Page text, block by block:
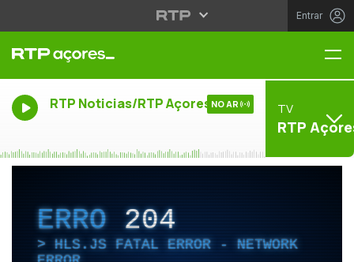
Entrar
RTP Noticias/RTP Açores NO AR TV
RTP
ERRO204
HLS.JS FATAL ERROR - NETWORK